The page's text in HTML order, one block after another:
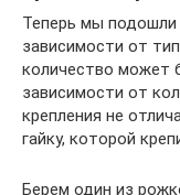
Теперь мы подошли
зависимости от
количество может
зависимости от
крепления не
гайку, которой
Берем один из